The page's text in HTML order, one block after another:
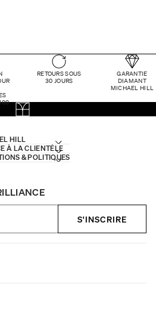
RETOURS SOUS
30 JOURS
GARANTIE
DIAMANT
MICHAEL HILL
HILL
À LA CLIENTÈLE
& POLITIQUES
S'INSCRIRE